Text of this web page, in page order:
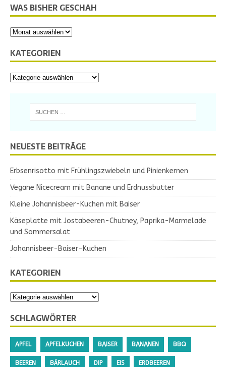
WAS BISHER GESCHAH
KATEGORIEN
NEUESTE BEITRÄGE
Erbsenrisotto mit Frühlingszwiebeln und Pinienkernen
Vegane Nicecream mit Banane und Erdnussbutter
Kleine Johannisbeer-Kuchen mit Baiser
Käseplatte mit Jostabeeren-Chutney, Paprika-Marmelade
und Sommersalat
Johannisbeer-Baiser-Kuchen
KATEGORIEN
SCHLAGWÖRTER
APFEL APFELKUCHEN BAISER BANANEN BBQ
BEEREN BÄRLAUCH DIP EIS ERDBEEREN